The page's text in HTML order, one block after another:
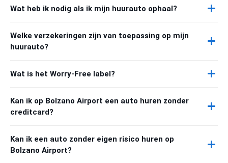
Wat heb ik nodig als ik mijn huurauto ophaal?
Welke verzekeringen zijn van toepassing op mijn
huurauto?
Wat is het Worry-Free label?
Kan ik op Bolzano Airport een auto huren zonder
creditcard?
Kan ik een auto zonder eigen risico huren op
Bolzano Airport?